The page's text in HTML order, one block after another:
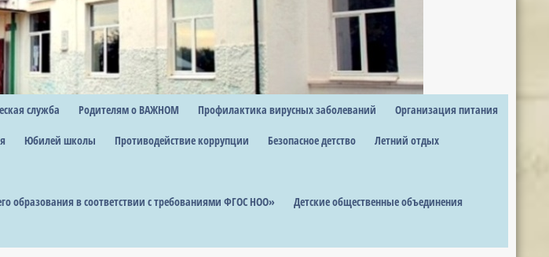
служба Родителям о ВАЖНОМ Профилактика вирусных заболеваний Организация питания
Юбилей школы Противодействие коррупции Безопасное детство Летний отдых
образования в соответствии с требованиями ФГОС НОО» Детские общественные объединения